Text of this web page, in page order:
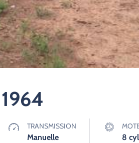
TRANSMISSION
Manuelle 8